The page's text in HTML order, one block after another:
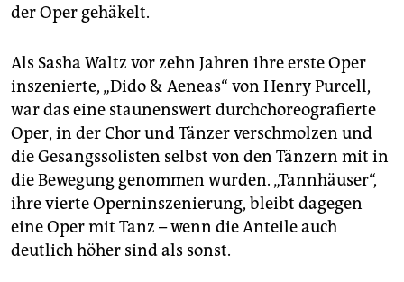
der Oper gehäkelt.
Als Sasha Waltz vor zehn Jahren ihre erste Oper
inszenierte, „Dido & Aeneas“ von Henry Purcell,
war das eine staunenswert durchchoreografierte
Oper, in der Chor und Tänzer verschmolzen und
die Gesangssolisten selbst von den Tänzern mit in
die Bewegung genommen wurden. „Tannhäuser“,
ihre vierte Operninszenierung, bleibt dagegen
eine Oper mit Tanz – wenn die Anteile auch
deutlich höher sind als sonst.